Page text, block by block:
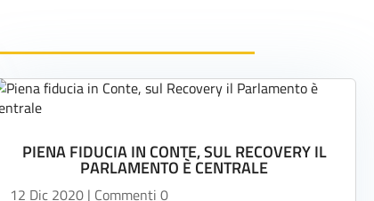
PIENA FIDUCIA IN CONTE, SUL RECOVERY IL
PARLAMENTO È CENTRALE
12 Dic 2020 | Commenti 0